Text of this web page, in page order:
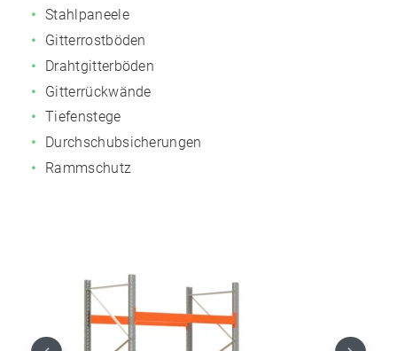
Stahlpaneele
Gitterrostböden
Drahtgitterböden
Gitterrückwände
Tiefenstege
Durchschubsicherungen
Rammschutz